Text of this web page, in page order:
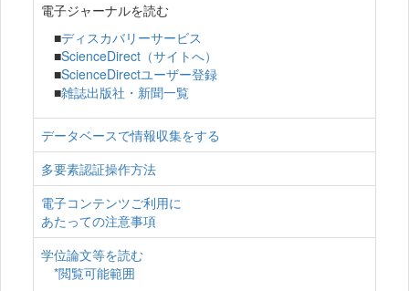
電子ジャーナルを読む
■ディスカバリーサービス
■ScienceDirect（サイトへ）
■ScienceDirectユーザー登録
■雑誌出版社・新聞一覧
データベースで情報収集をする
多要素認証操作方法
電子コンテンツご利用に
あたっての注意事項
学位論文等を読む
*閲覧可能範囲